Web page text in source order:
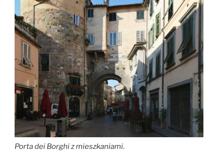
Porta dei Borghiz mieszkaniami.